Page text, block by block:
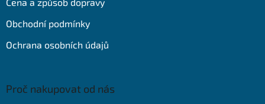
Obchodní podmínky
Ochrana osobních údajů
Proč nakupovat od nás